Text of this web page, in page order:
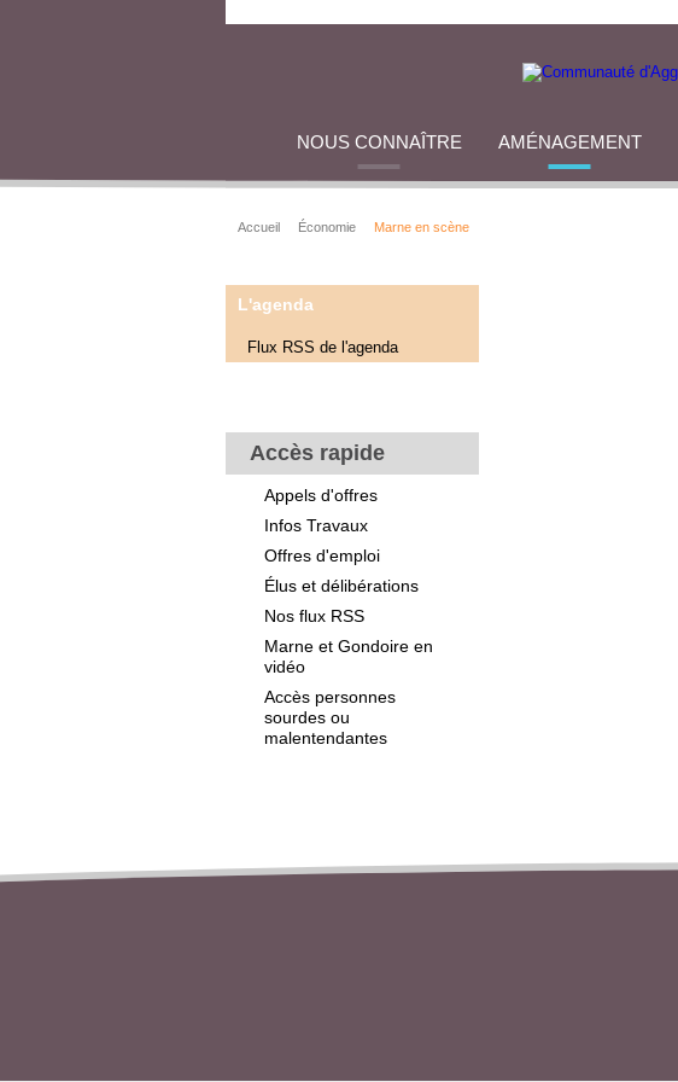
NOUS CONNAÎTRE AMÉNAGEMENT
Accueil Économie Marne en scène
L'agenda
Flux RSS de l'agenda
Accès rapide
Appels d'offres
Infos Travaux
Offres d'emploi
Élus et délibérations
Nos flux RSS
Marne et Gondoire en
vidéo
Accès personnes
sourdes ou
malentendantes